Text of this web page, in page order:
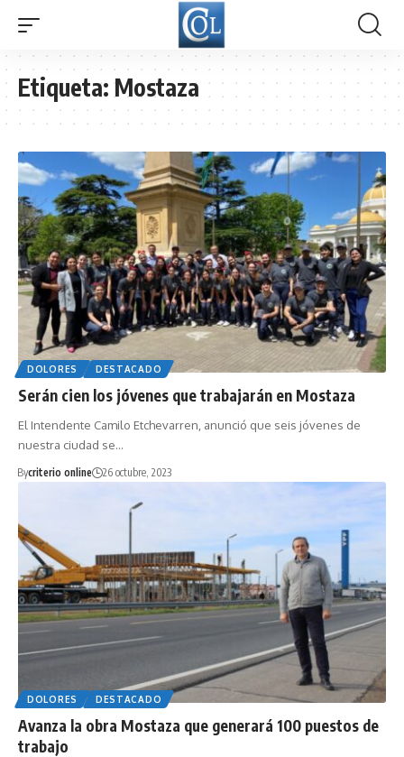
Etiqueta:Mostaza
DOLORES DESTACADO
Serán cien los jóvenes que trabajarán en Mostaza
El Intendente Camilo Etchevarren, anunció que seis jóvenes de
nuestra ciudad se…
Bycriterio online 26 octubre, 2023
DOLORES DESTACADO
Avanza la obra Mostaza que generará 100 puestos de
trabajo